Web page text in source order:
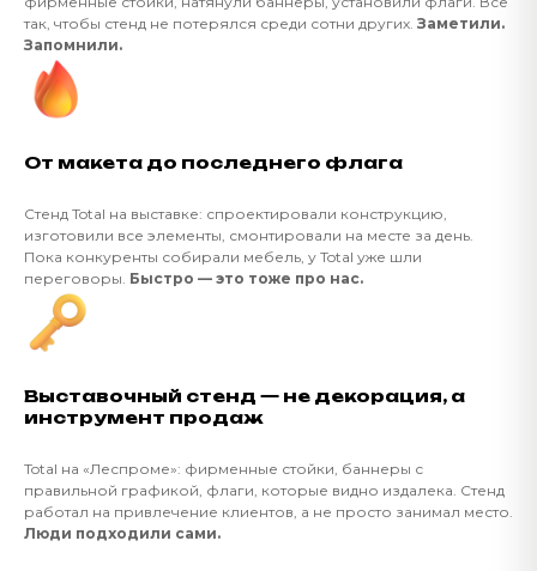
так, чтобы стенд не потерялся среди сотни других. Заметили.
Запомнили.
От макета до последнего флага
Стенд Total на выставке: спроектировали конструкцию,
изготовили все элементы, смонтировали на месте за день.
Пока конкуренты собирали мебель, у Total уже шли
переговоры. Быстро — это тоже про нас.
Выставочный стенд — не декорация, а
инструмент продаж
Total на «Леспроме»: фирменные стойки, баннеры с
правильной графикой, флаги, которые видно издалека. Стенд
работал на привлечение клиентов, а не просто занимал место.
Люди подходили сами.